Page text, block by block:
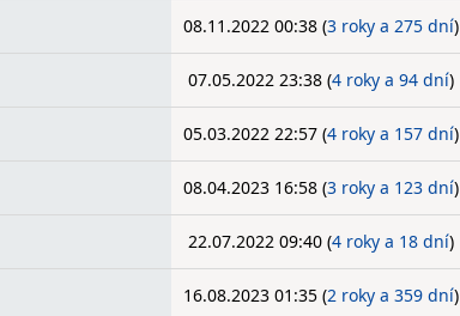
08.11.2022 00:38 (3 roky a 275 dní)
07.05.2022 23:38 (4 roky a 94 dní)
05.03.2022 22:57 (4 roky a 157 dní)
08.04.2023 16:58 (3 roky a 123 dní)
22.07.2022 09:40 (4 roky a 18 dní)
16.08.2023 01:35 (2 roky a 359 dní)